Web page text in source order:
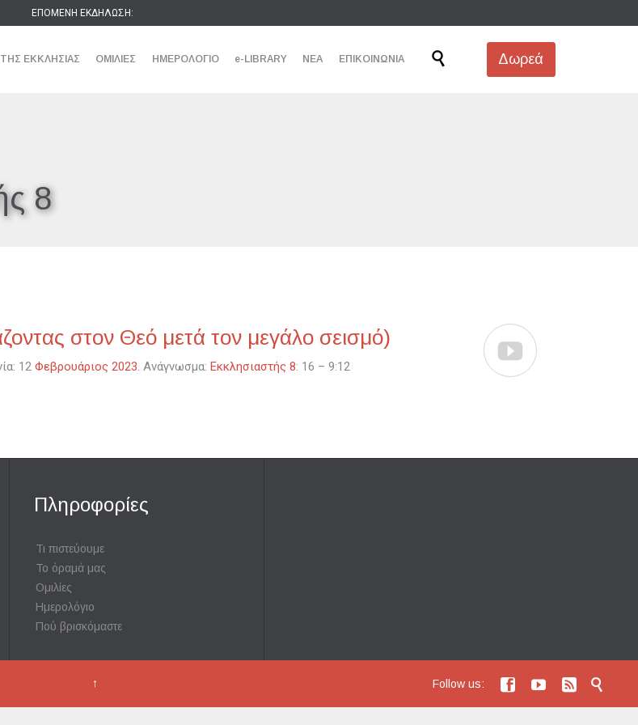
ΕΠΟΜΕΝΗ ΕΚΔΗΛΩΣΗ:
Skip
ΕΚΚΛΗΣΙΑΣ ΟΜΙΛΙΕΣ ΗΜΕΡΟΛΟΓΙΟ e-LIBRARY ΝΕΑ ΕΠΙΚΟΙΝΩΝΙΑ  Δωρεά
8
στον Θεό μετά τον μεγάλο σεισμό)
12 Φεβρουάριος 2023. Ανάγνωσμα: Εκκλησιαστής 8: 16 – 9:12

Πληροφορίες
Τι πιστεύουμε
Το όραμά μας
Ομιλίες
Ημερολόγιο
Πού βρισκόμαστε
↑ Follow us:    